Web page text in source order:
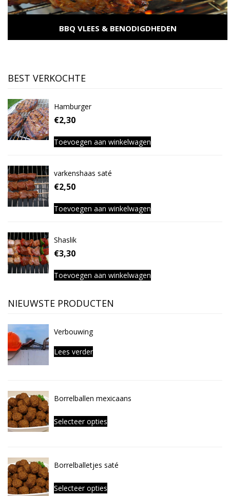
BBQ VLEES & BENODIGDHEDEN
...
BEST VERKOCHTE
Hamburger
€2,30
Toevoegen aan winkelwagen
varkenshaas saté
€2,50
Toevoegen aan winkelwagen
Shaslik
€3,30
Toevoegen aan winkelwagen
NIEUWSTE PRODUCTEN
Verbouwing
Lees verder
Borrelballen mexicaans
Selecteer opties
Borrelballetjes saté
Selecteer opties